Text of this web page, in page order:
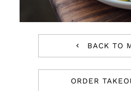
BACK TO
ORDER